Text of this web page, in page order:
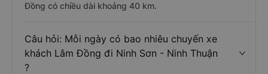
Đồng có chiều dài khoảng 40 km.
Câu hỏi: Mỗi ngày có bao nhiêu chuyến xe
khách Lâm Đồng đi Ninh Sơn - Ninh Thuận
?